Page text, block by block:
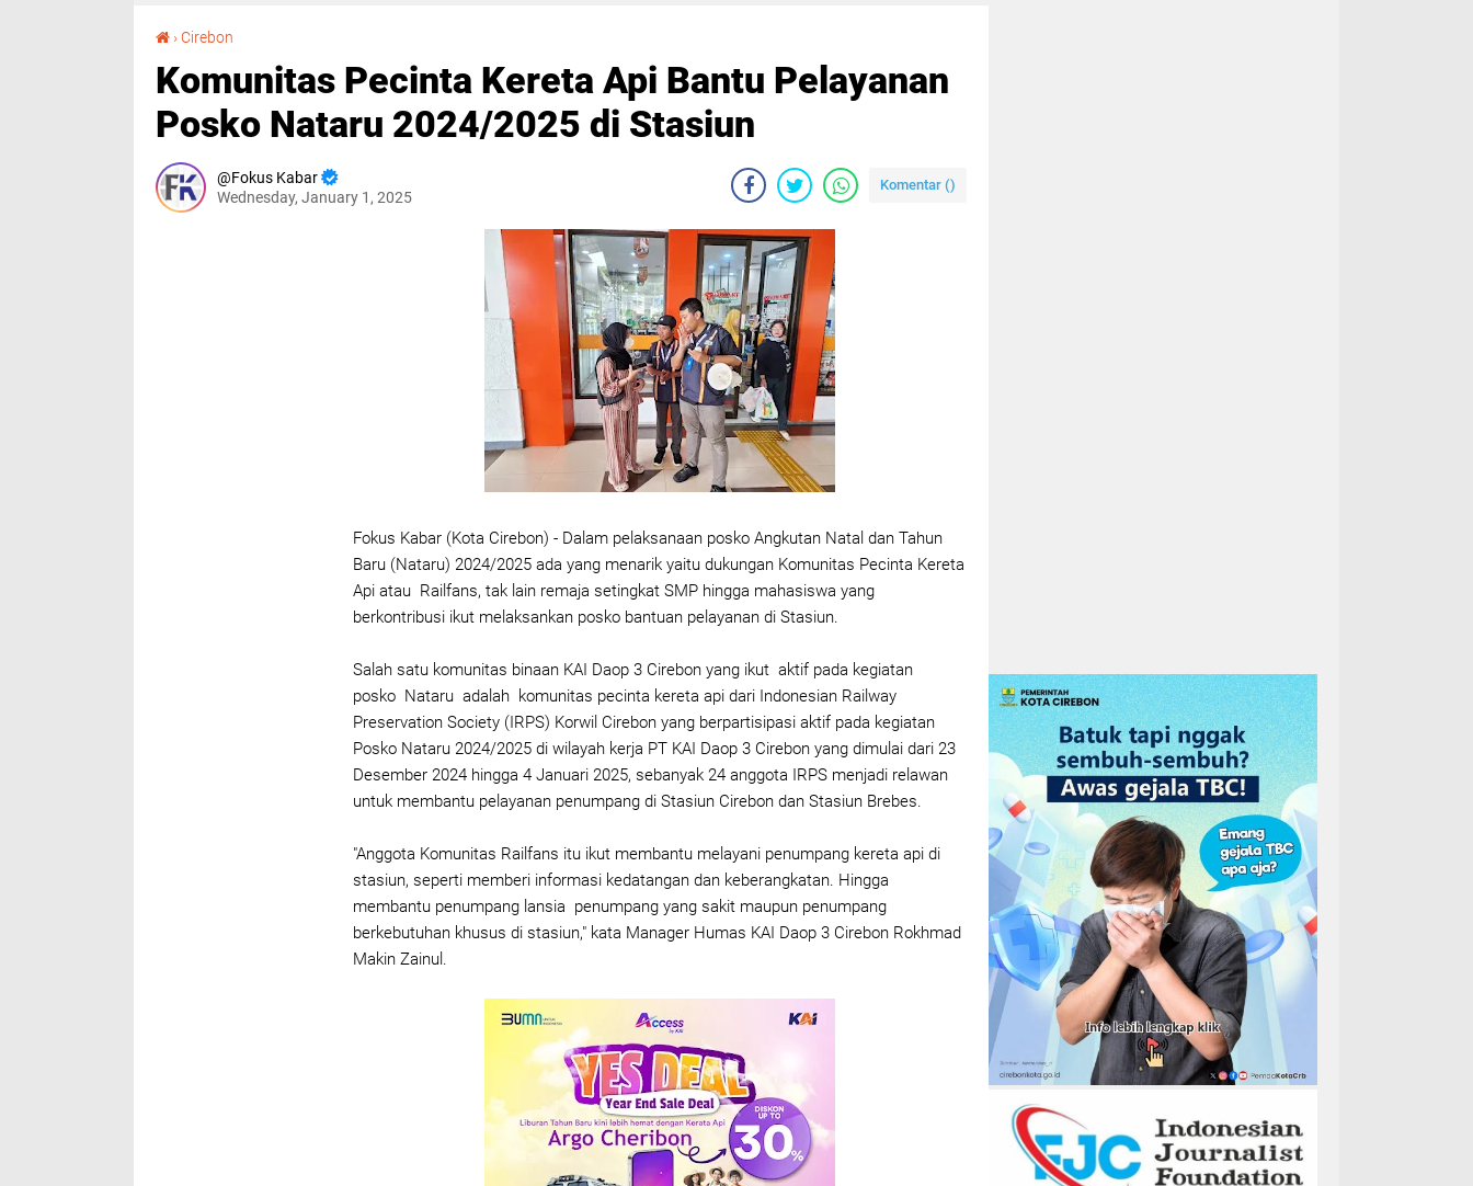
› Cirebon
Komunitas Pecinta Kereta Api Bantu Pelayanan
Posko Nataru 2024/2025 di Stasiun
Fokus Kabar
Wednesday, January 1, 2025
Komentar ()
Fokus Kabar (Kota Cirebon) - Dalam pelaksanaan posko Angkutan Natal dan Tahun
Baru (Nataru) 2024/2025 ada yang menarik yaitu dukungan Komunitas Pecinta Kereta
Api atau Railfans, tak lain remaja setingkat SMP hingga mahasiswa yang
berkontribusi ikut melaksankan posko bantuan pelayanan di Stasiun.
Salah satu komunitas binaan KAI Daop 3 Cirebon yang ikut aktif pada kegiatan
posko Nataru adalah komunitas pecinta kereta api dari Indonesian Railway
Preservation Society (IRPS) Korwil Cirebon yang berpartisipasi aktif pada kegiatan
Posko Nataru 2024/2025 di wilayah kerja PT KAI Daop 3 Cirebon yang dimulai dari 23
Desember 2024 hingga 4 Januari 2025, sebanyak 24 anggota IRPS menjadi relawan
untuk membantu pelayanan penumpang di Stasiun Cirebon dan Stasiun Brebes.
"Anggota Komunitas Railfans itu ikut membantu melayani penumpang kereta api di
stasiun, seperti memberi informasi kedatangan dan keberangkatan. Hingga
membantu penumpang lansia penumpang yang sakit maupun penumpang
berkebutuhan khusus di stasiun," kata Manager Humas KAI Daop 3 Cirebon Rokhmad
Makin Zainul.